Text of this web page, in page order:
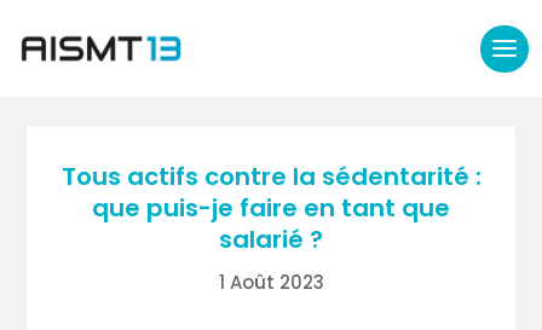
Tous actifs contre la sédentarité :
que puis-je faire en tant que
salarié ?
1 Août 2023